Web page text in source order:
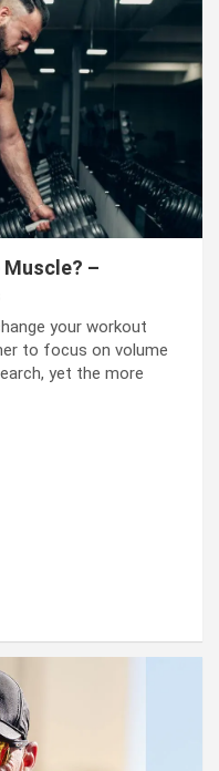
–
your workout
to focus on volume
yet the more